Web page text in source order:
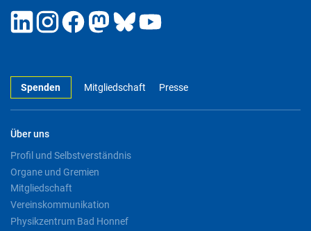
Spenden Mitgliedschaft Presse
Über uns
Profil und Selbstverständnis
Organe und Gremien
Mitgliedschaft
Vereinskommunikation
Physikzentrum Bad Honnef